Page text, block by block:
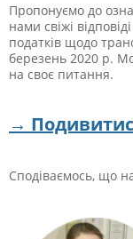
Пропонуємо до
нами свіжі
податків щодо
березень 2020 р.
на своє питання.
→
Сподіваємось, що